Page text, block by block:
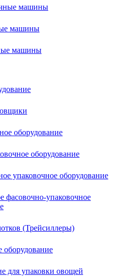
машины
машины
машины
оборудование
оборудование
упаковочное оборудование
фасовочно-упаковочное
(Трейсиллеры)
оборудование
для упаковки овощей